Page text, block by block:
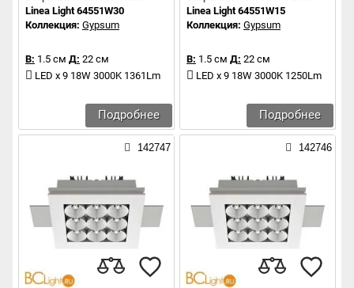
Linea Light 64551W30
Коллекция: Gypsum
В: 1.5 см Д: 22 см
LED x 9 18W 3000K 1361Lm
Подробнее
Linea Light 64551W15
Коллекция: Gypsum
В: 1.5 см Д: 22 см
LED x 9 18W 3000K 1250Lm
Подробнее
142747 142746